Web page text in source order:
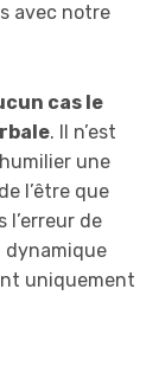
avec notre
cas le
. Il n’est
une
l’être que
l’erreur de
dynamique
uniquement